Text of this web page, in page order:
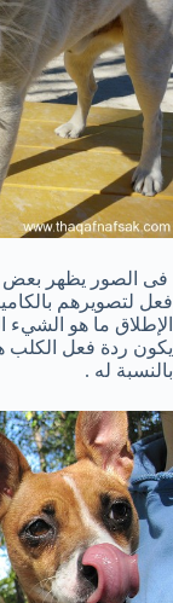
فى الصور يظهر بعض
فعل لتصويرهم
الإطلاق ما هو الشيء
يكون ردة فعل
بالنسبة له .